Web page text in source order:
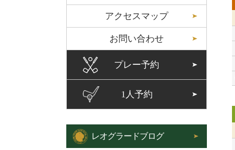
アクセスマップ
お問い合わせ
プレー予約
1人予約
レオグラードブログ